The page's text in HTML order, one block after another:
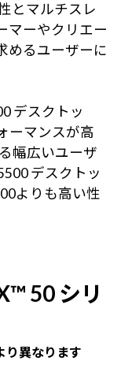
とマルチスレ
マーやクリエー
めるユーザーに
デスクトッ
ーマンスが高
幅広いユーザ
デスクトッ
よりも高い性
50 シリ
り異なります